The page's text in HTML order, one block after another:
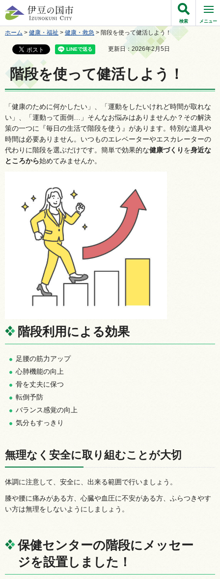
伊豆の国市
検索 メニュー
ホーム > 健康・福祉 > 健康・救急 > 階段を使って健活しよう！
更新日：2026年2月5日
階段を使って健活しよう！
「健康のために何かしたい」、「運動をしたいけれど時間が取れな
い」、「運動って面倒…」そんなお悩みはありませんか？その解決
策の一つに『毎日の生活で階段を使う』があります。特別な道具や
時間は必要ありません。いつものエレベーターやエスカレーターの
代わりに階段を選ぶだけです。簡単で効果的な健康づくり を身近な
ところから始めてみませんか。
階段利用による効果
足腰の筋力アップ
心肺機能の向上
骨を丈夫に保つ
転倒予防
バランス感覚の向上
気分もすっきり
無理なく安全に取り組むことが大切
体調に注意して、安全に、出来る範囲で行いましょう。
膝や腰に痛みがある方、心臓や血圧に不安がある方、ふらつきやす
い方は無理をしないようにしましょう。
保健センターの階段にメッセー
ジを設置しました！